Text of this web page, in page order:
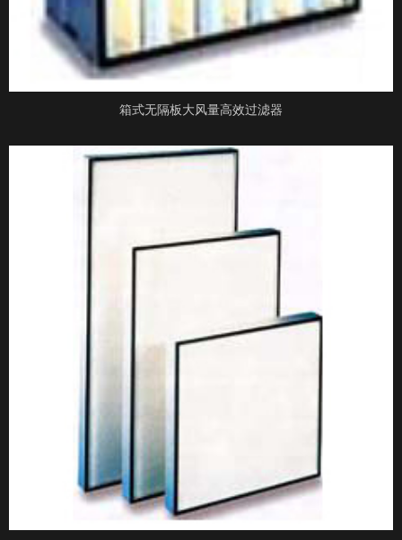
箱式无隔板大风量高效过滤器